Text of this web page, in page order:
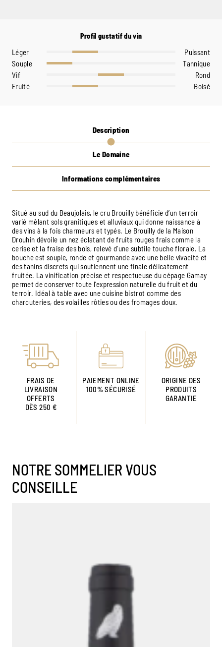
Profil gustatif du vin
Léger
Puissant
Souple
Tannique
Vif
Rond
Fruité
Boisé
Description
Le Domaine
Informations complémentaires
Situé au sud du Beaujolais, le cru Brouilly bénéficie d’un terroir
varié mêlant sols granitiques et alluviaux qui donne naissance à
des vins à la fois charmeurs et typés. Le Brouilly de la Maison
Drouhin dévoile un nez éclatant de fruits rouges frais comme la
cerise et la fraise des bois, relevé d’une subtile touche florale. La
bouche est souple, ronde et gourmande avec une belle vivacité et
des tanins discrets qui soutiennent une finale délicatement
fruitée. La vinification précise et respectueuse du cépage Gamay
permet de conserver toute l’expression naturelle du fruit et du
terroir. Idéal à table avec une cuisine bistrot comme des
charcuteries, des volailles rôties ou des fromages doux.
FRAIS DE
LIVRAISON
OFFERTS
DÈS 250 €
PAIEMENT ONLINE
100% SÉCURISÉ
ORIGINE DES
PRODUITS
GARANTIE
NOTRE SOMMELIER VOUS
CONSEILLE